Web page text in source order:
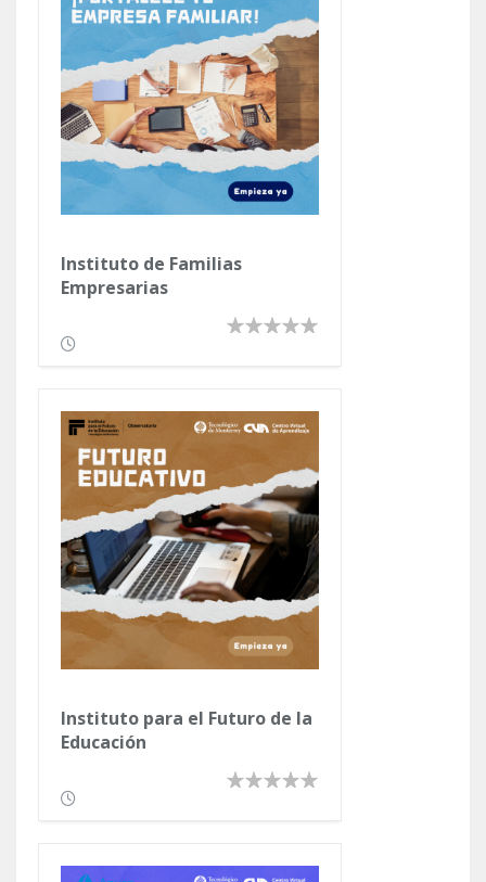
Instituto de Familias
Empresarias
Instituto para el Futuro de la
Educación